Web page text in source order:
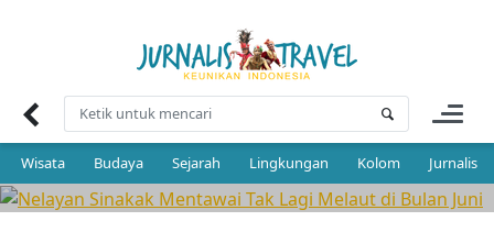
Wisata Budaya Sejarah Lingkungan Kolom Jurnalis
Nelayan Sinakak Mentawai Tak Lagi
Melaut di Bulan Juni
22 Agustus 2023 | 18:16